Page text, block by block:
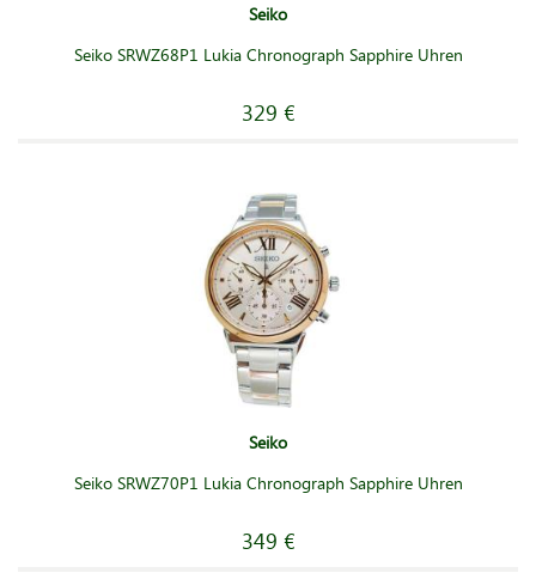
Seiko
Seiko SRWZ68P1 Lukia Chronograph Sapphire Uhren
329 €
Seiko
Seiko SRWZ70P1 Lukia Chronograph Sapphire Uhren
349 €